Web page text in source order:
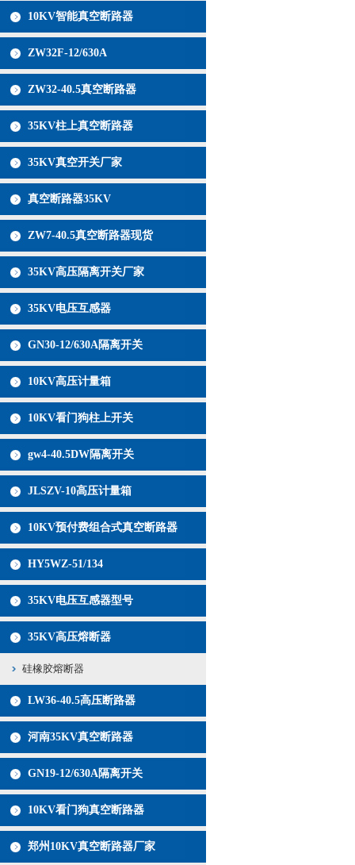
10KV智能真空断路器
ZW32F-12/630A
ZW32-40.5真空断路器
35KV柱上真空断路器
35KV真空开关厂家
真空断路器35KV
ZW7-40.5真空断路器现货
35KV高压隔离开关厂家
35KV电压互感器
GN30-12/630A隔离开关
10KV高压计量箱
10KV看门狗柱上开关
gw4-40.5DW隔离开关
JLSZV-10高压计量箱
10KV预付费组合式真空断路器
HY5WZ-51/134
35KV电压互感器型号
35KV高压熔断器
硅橡胶熔断器
LW36-40.5高压断路器
河南35KV真空断路器
GN19-12/630A隔离开关
10KV看门狗真空断路器
郑州10KV真空断路器厂家